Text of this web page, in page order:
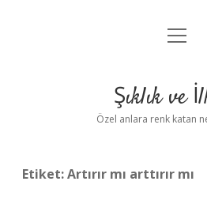
Anasayfa
Yasal
menüyü
Şıklık ve
Özel anlara renk katan
Etiket:Artırır mı arttırır mı